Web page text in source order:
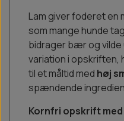
Lam giver foderet en
som mange hunde
bidrager bær og vilde
variation i opskriften,
til et måltid med høj
spændende
Kornfri opskrift